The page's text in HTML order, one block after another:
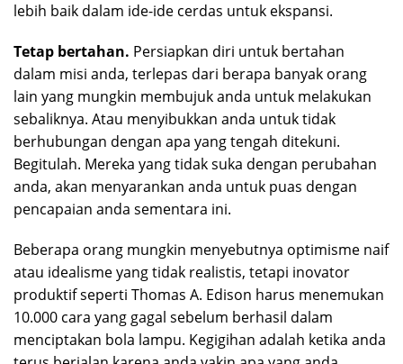
lebih baik dalam ide-ide cerdas untuk ekspansi.
Tetap bertahan. Persiapkan diri untuk bertahan
dalam misi anda, terlepas dari berapa banyak orang
lain yang mungkin membujuk anda untuk melakukan
sebaliknya. Atau menyibukkan anda untuk tidak
berhubungan dengan apa yang tengah ditekuni.
Begitulah. Mereka yang tidak suka dengan perubahan
anda, akan menyarankan anda untuk puas dengan
pencapaian anda sementara ini.
Beberapa orang mungkin menyebutnya optimisme naif
atau idealisme yang tidak realistis, tetapi inovator
produktif seperti Thomas A. Edison harus menemukan
10.000 cara yang gagal sebelum berhasil dalam
menciptakan bola lampu. Kegigihan adalah ketika anda